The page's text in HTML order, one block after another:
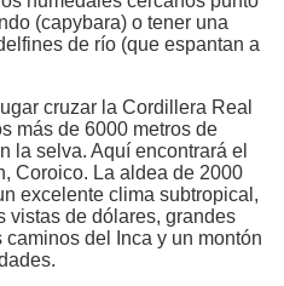
(capybara) o tener una
de río (que espantan a
cruzar la Cordillera Real
más de 6000 metros de
la selva. Aquí encontrará el
Coroico. La aldea de 2000
excelente clima subtropical,
vistas de dólares, grandes
del Inca y un montón